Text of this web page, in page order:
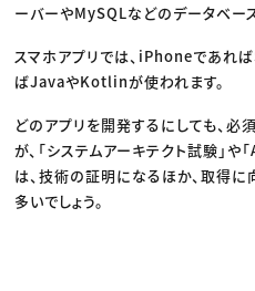
ーバーやMySQLなどのデータベー
スマホアプリでは、iPhoneであれ
ばJavaやKotlinが使われます。
どのアプリを開発するにしても、
が、「システムアーキテクト試験」
は、技術の証明になるほか、取得
多いでしょう。